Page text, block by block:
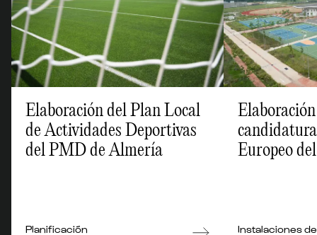
Elaboración del Plan Local
de Actividades Deportivas
del PMD de Almería
Planificación
Europeo
Instalaciones